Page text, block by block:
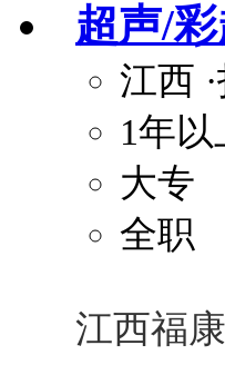
关怀与福利
包住
定期团建
解决户口
员工旅游
超声/
江西
1年以
大专
全职
江西福